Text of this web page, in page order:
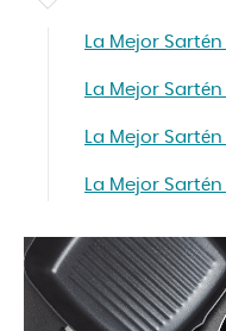
La Mejor Sartén
La Mejor Sartén
La Mejor Sartén
La Mejor Sartén